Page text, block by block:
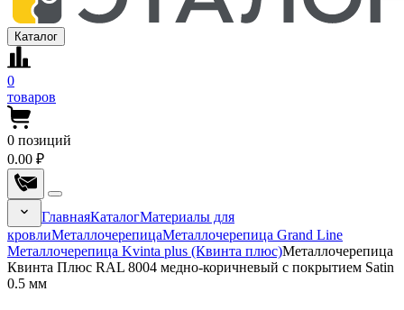
Каталог
0
товаров
0 позиций
0.00 ₽
ГлавнаяКаталогМатериалы для
кровлиМеталлочерепицаМеталлочерепица Grand Line
Металлочерепица Kvinta plus (Квинта плюс)Металлочерепица
Квинта Плюс RAL 8004 медно-коричневый с покрытием Satin
0.5 мм